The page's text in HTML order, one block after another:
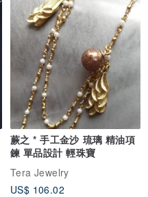
蕨之 * 手工金沙 琉璃 精油項
鍊 單品設計 輕珠寶
Tera Jewelry
US$ 106.02